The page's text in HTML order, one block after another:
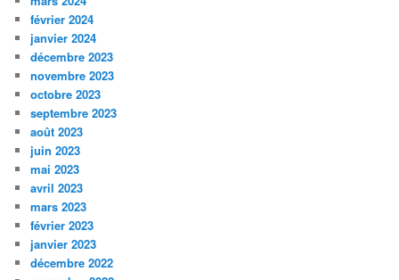
février 2024
janvier 2024
décembre 2023
novembre 2023
octobre 2023
septembre 2023
août 2023
juin 2023
mai 2023
avril 2023
mars 2023
février 2023
janvier 2023
décembre 2022